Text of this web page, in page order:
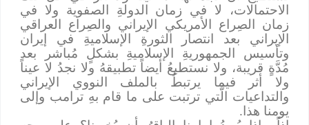
الاحتمالات، لا في زمان الدولةِ الصفوية ولا في
زمان الصِراع الأمريكي الإيراني والصِراع العراقي
الإيراني بعد انتصار الثورةِ الإسلاميةِ في إيران
وتأسيس الجمهوريةِ الإسلاميةِ بشكلٍ مُباشر بعد
مُدَّةٍ قريبة، ولا نستطيعُ أيضاً تطبيقهُ ولا نجدُ لا عيناً
ولا أثر فيما يرتبطُ بالملف النووي الإيراني
والتداعيات الَّتي ترتبت على ما قام بهِ ترامب وإلى
يومنا هذا.